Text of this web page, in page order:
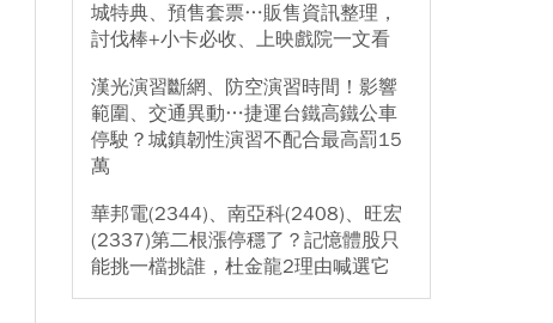
城特典、預售套票…販售資訊整理，
討伐棒+小卡必收、上映戲院一文看
漢光演習斷網、防空演習時間！影響
範圍、交通異動…捷運台鐵高鐵公車
停駛？城鎮韌性演習不配合最高罰15
萬
華邦電(2344)、南亞科(2408)、旺宏
(2337)第二根漲停穩了？記憶體股只
能挑一檔挑誰，杜金龍2理由喊選它